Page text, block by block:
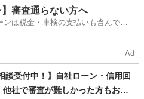
】審査通らない方へ
ンは税金・車検の支払いも含んでい
Ad
談受付中！】自社ローン・信用回
他社で審査が難しかった方もお気